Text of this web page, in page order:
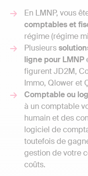
En LMNP, vous
comptables et
régime (régime
Plusieurs
ligne pour LMNP
figurent JD2M,
Immo, Qlower et
Comptable ou
à un comptable
humain et des
logiciel de
toutefois de
gestion de votre
coûts.